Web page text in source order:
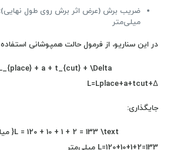
ضریب برش (عرض اثر برش روی طول نهایی):
میلی‌متر
در این سناریو، از فرمول حالت همپوشانی
+ a + t_{cut} + \Delta
L=Lplace​+a+tcut​+Δ
جایگذاری:
L = 120 + 10 + 1 + 2 = 133 \text{ میلی‌متر}
L=120+10+1+2=133 میلی‌متر